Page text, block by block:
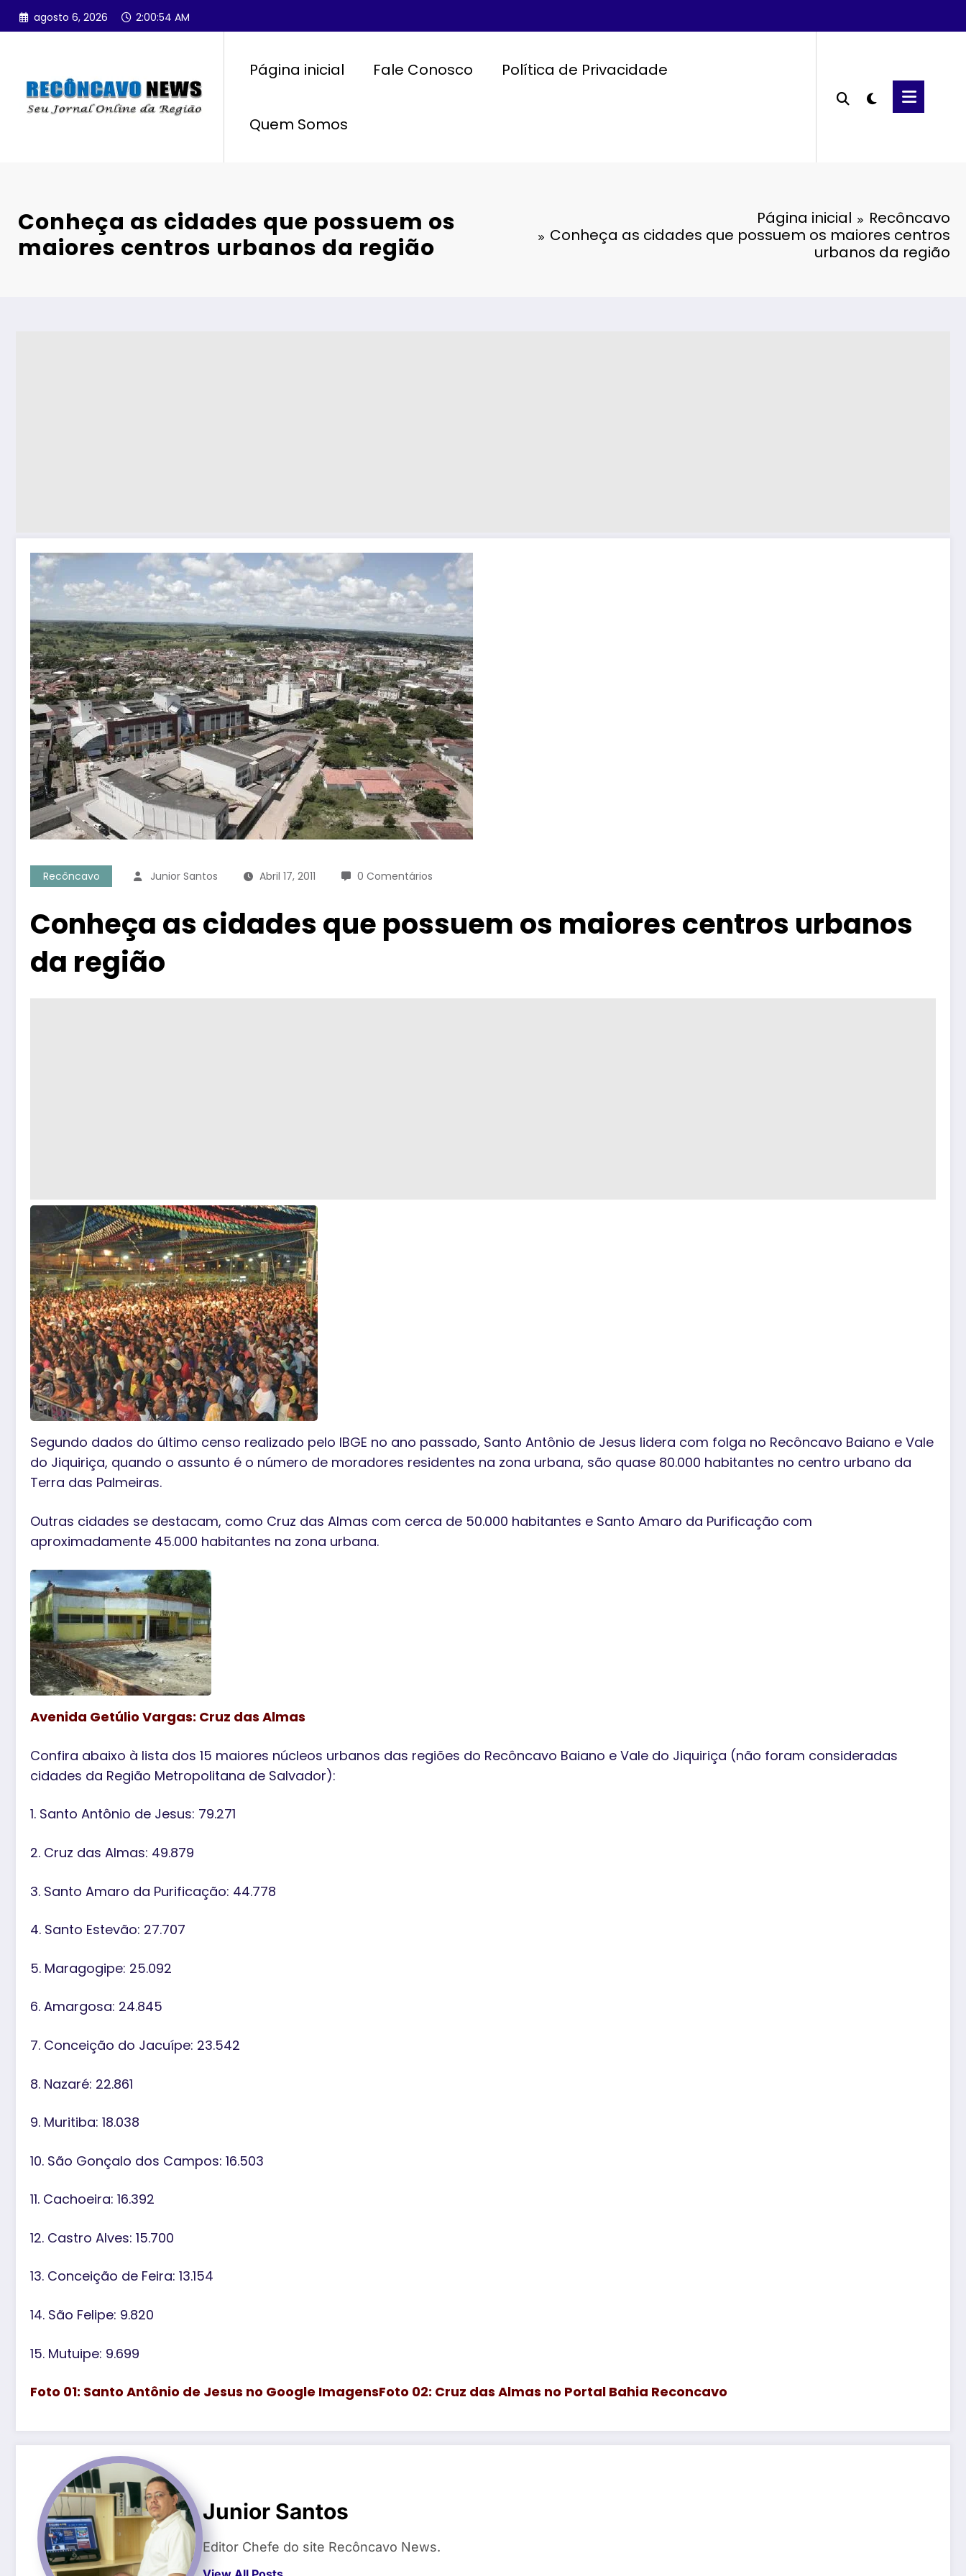
Pular
para
agosto 6, 2026 2:00:55 AM
Página inicial Fale Conosco Política de Privacidade
Quem Somos
Conheça as cidades que possuem os
maiores centros urbanos da região
Página inicial
Recôncavo
Conheça as cidades que possuem os maiores centros
urbanos da região
Recôncavo Junior Santos Abril 17, 2011 0 Comentários
Conheça as cidades que possuem os maiores centros urbanos
da região
Segundo dados do último censo realizado pelo IBGE no ano passado, Santo Antônio de Jesus lidera com folga no Recôncavo Baiano e Vale
do Jiquiriça, quando o assunto é o número de moradores residentes na zona urbana, são quase 80.000 habitantes no centro urbano da
Terra das Palmeiras.
Outras cidades se destacam, como Cruz das Almas com cerca de 50.000 habitantes e Santo Amaro da Purificação com
aproximadamente 45.000 habitantes na zona urbana.
Avenida Getúlio Vargas: Cruz das Almas
Confira abaixo à lista dos 15 maiores núcleos urbanos das regiões do Recôncavo Baiano e Vale do Jiquiriça (não foram consideradas
cidades da Região Metropolitana de Salvador):
1. Santo Antônio de Jesus: 79.271
2. Cruz das Almas: 49.879
3. Santo Amaro da Purificação: 44.778
4. Santo Estevão: 27.707
5. Maragogipe: 25.092
6. Amargosa: 24.845
7. Conceição do Jacuípe: 23.542
8. Nazaré: 22.861
9. Muritiba: 18.038
10. São Gonçalo dos Campos: 16.503
11. Cachoeira: 16.392
12. Castro Alves: 15.700
13. Conceição de Feira: 13.154
14. São Felipe: 9.820
15. Mutuipe: 9.699
Foto 01: Santo Antônio de Jesus no Google ImagensFoto 02: Cruz das Almas no Portal Bahia Reconcavo
Junior Santos
Editor Chefe do site Recôncavo News.